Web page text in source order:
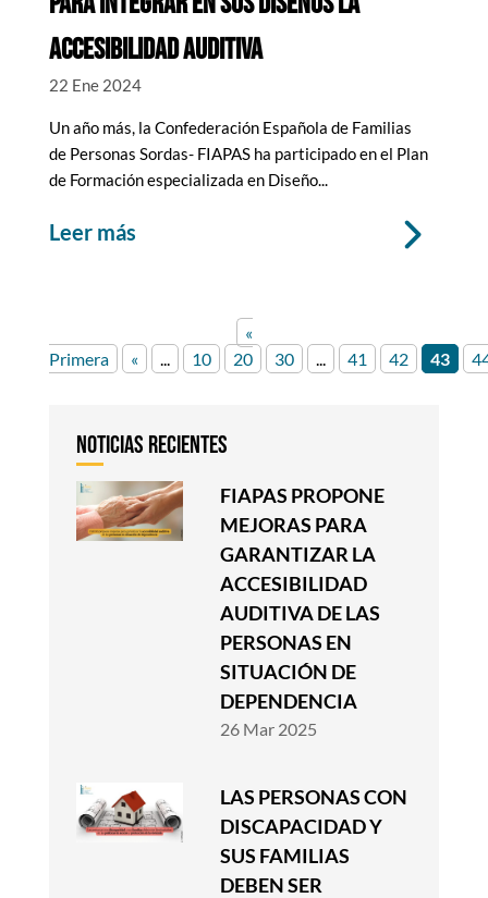
ACCESIBILIDAD AUDITIVA
22 Ene 2024
Un año más, la Confederación Española de Familias
de Personas Sordas- FIAPAS ha participado en el Plan
de Formación especializada en Diseño...
leer más
«
Primera
« ... 10 20 30 ... 41 42 43
FIAPAS PROPONE
MEJORAS PARA
GARANTIZAR LA
ACCESIBILIDAD
AUDITIVA DE LAS
PERSONAS EN
SITUACIÓN DE
DEPENDENCIA
26 Mar 2025
LAS PERSONAS CON
DISCAPACIDAD Y
SUS FAMILIAS
DEBEN SER